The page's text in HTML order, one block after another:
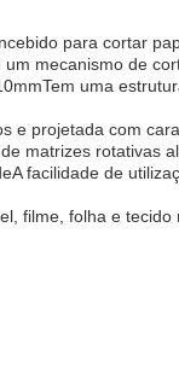
para cortar
mecanismo de
uma
e projetada com
matrizes rotativas
facilidade de
filme, folha e